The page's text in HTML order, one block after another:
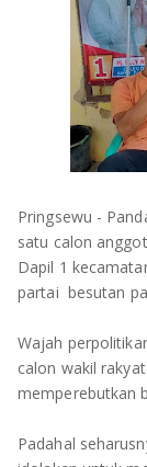
LAMPUNG
LAMPUNG
LAMPUNG
LAMPUNG
LAMPUNG
PESAWARAN
PESISIR BARAT
TULANG
ADVETORIAL
Pringsewu -
satu calon
Dapil 1
partai besutan
Wajah
calon wakil
memperebutkan
Padahal